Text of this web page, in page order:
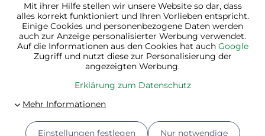
Mit ihrer Hilfe stellen wir unsere Website so dar, dass
alles korrekt funktioniert und Ihren Vorlieben entspricht.
Einige Cookies und personenbezogene Daten werden
auch zur Anzeige personalisierter Werbung verwendet.
Auf die Informationen aus den Cookies hat auch Google
Zugriff und nutzt diese zur Personalisierung der
angezeigten Werbung.
Erklärung zum Datenschutz
Einstellungen festlegen Nur notwendige